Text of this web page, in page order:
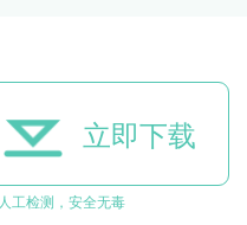
立即下载
人工检测，安全无毒